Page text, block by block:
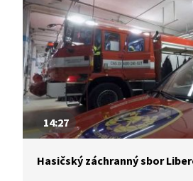
Jan Semerádt pracuje ve
služby. Může tak srovnat, v čem
podobají a v čem se naopak liší.
budeme asistovat u mladé
14:27
Hasičský záchranný sbor